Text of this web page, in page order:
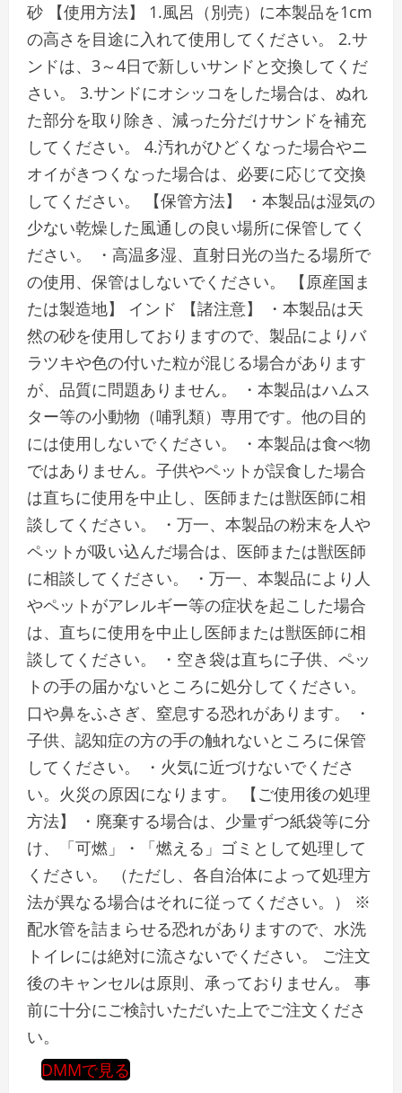
砂 【使用方法】 1.風呂（別売）に本製品を1cm
の高さを目途に入れて使用してください。 2.サ
ンドは、3～4日で新しいサンドと交換してくだ
さい。 3.サンドにオシッコをした場合は、ぬれ
た部分を取り除き、減った分だけサンドを補充
してください。 4.汚れがひどくなった場合やニ
オイがきつくなった場合は、必要に応じて交換
してください。 【保管方法】 ・本製品は湿気の
少ない乾燥した風通しの良い場所に保管してく
ださい。 ・高温多湿、直射日光の当たる場所で
の使用、保管はしないでください。 【原産国ま
たは製造地】 インド 【諸注意】 ・本製品は天
然の砂を使用しておりますので、製品によりバ
ラツキや色の付いた粒が混じる場合があります
が、品質に問題ありません。 ・本製品はハムス
ター等の小動物（哺乳類）専用です。他の目的
には使用しないでください。 ・本製品は食べ物
ではありません。子供やペットが誤食した場合
は直ちに使用を中止し、医師または獣医師に相
談してください。 ・万一、本製品の粉末を人や
ペットが吸い込んだ場合は、医師または獣医師
に相談してください。 ・万一、本製品により人
やペットがアレルギー等の症状を起こした場合
は、直ちに使用を中止し医師または獣医師に相
談してください。 ・空き袋は直ちに子供、ペッ
トの手の届かないところに処分してください。
口や鼻をふさぎ、窒息する恐れがあります。 ・
子供、認知症の方の手の触れないところに保管
してください。 ・火気に近づけないでくださ
い。火災の原因になります。 【ご使用後の処理
方法】 ・廃棄する場合は、少量ずつ紙袋等に分
け、「可燃」・「燃える」ゴミとして処理して
ください。 （ただし、各自治体によって処理方
法が異なる場合はそれに従ってください。） ※
配水管を詰まらせる恐れがありますので、水洗
トイレには絶対に流さないでください。 ご注文
後のキャンセルは原則、承っておりません。 事
前に十分にご検討いただいた上でご注文くださ
い。
DMMで見る